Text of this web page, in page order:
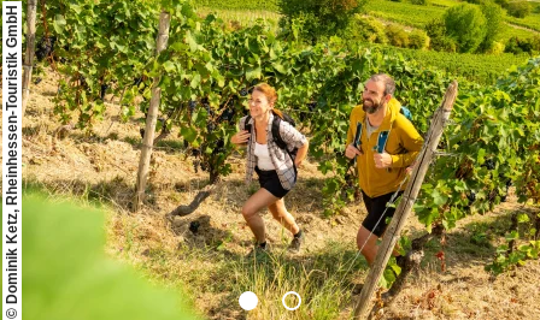
Wein & Genuss
Kultur & Events
Buchen & Service
© Dominik Ketz, Rheinhessen-Touristik GmbH